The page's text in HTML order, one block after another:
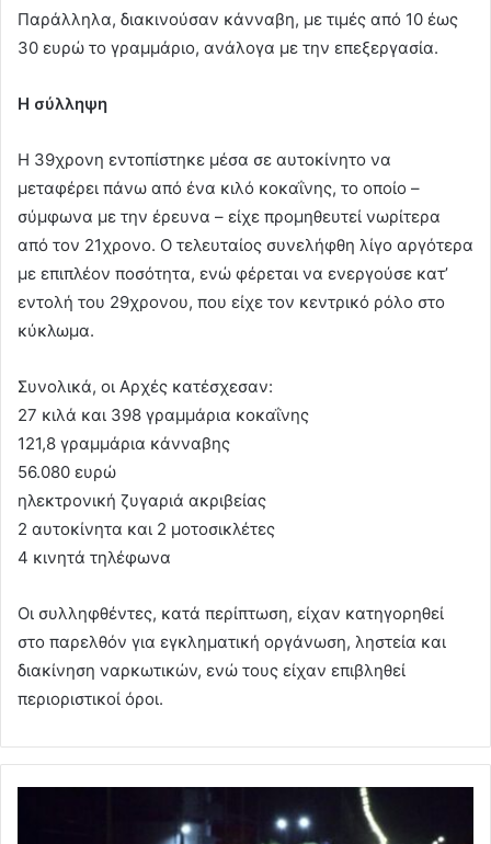
Παράλληλα, διακινούσαν κάνναβη, με τιμές από 10 έως
30 ευρώ το γραμμάριο, ανάλογα με την επεξεργασία.
Η σύλληψη
Η 39χρονη εντοπίστηκε μέσα σε αυτοκίνητο να
μεταφέρει πάνω από ένα κιλό κοκαΐνης, το οποίο –
σύμφωνα με την έρευνα – είχε προμηθευτεί νωρίτερα
από τον 21χρονο. Ο τελευταίος συνελήφθη λίγο αργότερα
με επιπλέον ποσότητα, ενώ φέρεται να ενεργούσε κατ’
εντολή του 29χρονου, που είχε τον κεντρικό ρόλο στο
κύκλωμα.
Συνολικά, οι Αρχές κατέσχεσαν:
27 κιλά και 398 γραμμάρια κοκαΐνης
121,8 γραμμάρια κάνναβης
56.080 ευρώ
ηλεκτρονική ζυγαριά ακριβείας
2 αυτοκίνητα και 2 μοτοσικλέτες
4 κινητά τηλέφωνα
Οι συλληφθέντες, κατά περίπτωση, είχαν κατηγορηθεί
στο παρελθόν για εγκληματική οργάνωση, ληστεία και
διακίνηση ναρκωτικών, ενώ τους είχαν επιβληθεί
περιοριστικοί όροι.